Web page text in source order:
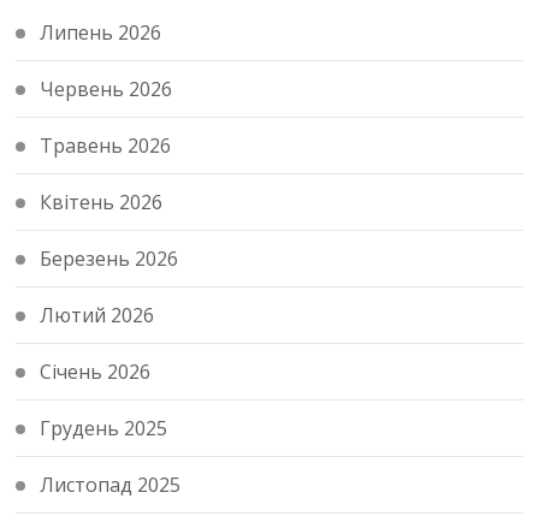
Липень 2026
Червень 2026
Травень 2026
Квітень 2026
Березень 2026
Лютий 2026
Січень 2026
Грудень 2025
Листопад 2025